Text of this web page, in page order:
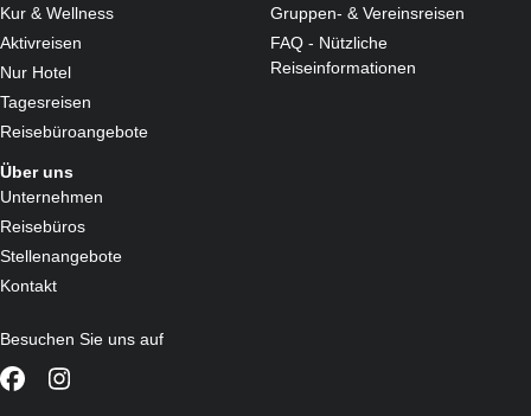
Kur & Wellness
Aktivreisen
Nur Hotel
Tagesreisen
Reisebüroangebote
Gruppen- & Vereinsreisen
FAQ - Nützliche
Reiseinformationen
Über uns
Unternehmen
Reisebüros
Stellenangebote
Kontakt
Besuchen Sie uns auf